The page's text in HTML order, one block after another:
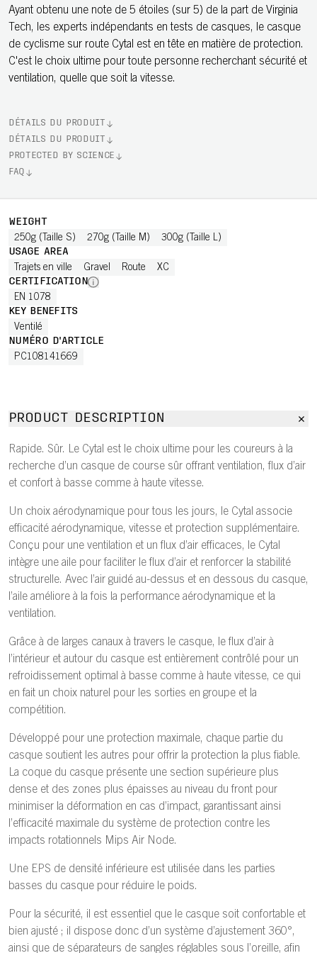
Ayant obtenu une note de 5 étoiles (sur 5) de la part de Virginia
Tech, les experts indépendants en tests de casques, le casque
de cyclisme sur route Cytal est en tête en matière de protection.
C'est le choix ultime pour toute personne recherchant sécurité et
ventilation, quelle que soit la vitesse.
DÉTAILS DU PRODUIT
DÉTAILS DU PRODUIT
PROTECTED BY SCIENCE
FAQ
WEIGHT
250g (Taille S) 270g (Taille M) 300g (Taille L)
USAGE AREA
Trajets en ville Gravel Route XC
CERTIFICATION
EN 1078
KEY BENEFITS
Ventilé
NUMÉRO D'ARTICLE
PC108141669
PRODUCT DESCRIPTION
Rapide. Sûr. Le Cytal est le choix ultime pour les coureurs à la
recherche d’un casque de course sûr offrant ventilation, flux d’air
et confort à basse comme à haute vitesse.
Un choix aérodynamique pour tous les jours, le Cytal associe
efficacité aérodynamique, vitesse et protection supplémentaire.
Conçu pour une ventilation et un flux d’air efficaces, le Cytal
intègre une aile pour faciliter le flux d’air et renforcer la stabilité
structurelle. Avec l’air guidé au-dessus et en dessous du casque,
l’aile améliore à la fois la performance aérodynamique et la
ventilation.
Grâce à de larges canaux à travers le casque, le flux d’air à
l’intérieur et autour du casque est entièrement contrôlé pour un
refroidissement optimal à basse comme à haute vitesse, ce qui
en fait un choix naturel pour les sorties en groupe et la
compétition.
Développé pour une protection maximale, chaque partie du
casque soutient les autres pour offrir la protection la plus fiable.
La coque du casque présente une section supérieure plus
dense et des zones plus épaisses au niveau du front pour
minimiser la déformation en cas d’impact, garantissant ainsi
l’efficacité maximale du système de protection contre les
impacts rotationnels Mips Air Node.
Une EPS de densité inférieure est utilisée dans les parties
basses du casque pour réduire le poids.
Pour la sécurité, il est essentiel que le casque soit confortable et
bien ajusté ; il dispose donc d’un système d’ajustement 360°,
ainsi que de séparateurs de sangles réglables sous l’oreille, afin